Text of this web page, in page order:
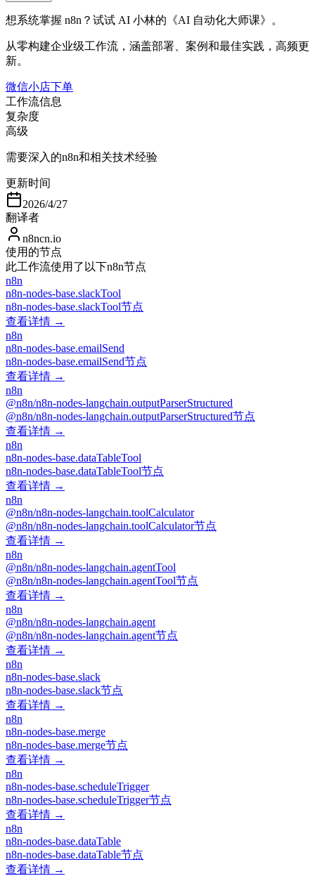
想系统掌握 n8n？试试 AI 小林的《AI 自动化大师课》。
从零构建企业级工作流，涵盖部署、案例和最佳实践，高频更
新。
微信小店下单
工作流信息
复杂度
高级
需要深入的n8n和相关技术经验
更新时间
2026/4/27
翻译者
n8ncn.io
使用的节点
此工作流使用了以下n8n节点
n8n
n8n-nodes-base.slackTool
n8n-nodes-base.slackTool节点
查看详情 →
n8n
n8n-nodes-base.emailSend
n8n-nodes-base.emailSend节点
查看详情 →
n8n
@n8n/n8n-nodes-langchain.outputParserStructured
@n8n/n8n-nodes-langchain.outputParserStructured节点
查看详情 →
n8n
n8n-nodes-base.dataTableTool
n8n-nodes-base.dataTableTool节点
查看详情 →
n8n
@n8n/n8n-nodes-langchain.toolCalculator
@n8n/n8n-nodes-langchain.toolCalculator节点
查看详情 →
n8n
@n8n/n8n-nodes-langchain.agentTool
@n8n/n8n-nodes-langchain.agentTool节点
查看详情 →
n8n
@n8n/n8n-nodes-langchain.agent
@n8n/n8n-nodes-langchain.agent节点
查看详情 →
n8n
n8n-nodes-base.slack
n8n-nodes-base.slack节点
查看详情 →
n8n
n8n-nodes-base.merge
n8n-nodes-base.merge节点
查看详情 →
n8n
n8n-nodes-base.scheduleTrigger
n8n-nodes-base.scheduleTrigger节点
查看详情 →
n8n
n8n-nodes-base.dataTable
n8n-nodes-base.dataTable节点
查看详情 →